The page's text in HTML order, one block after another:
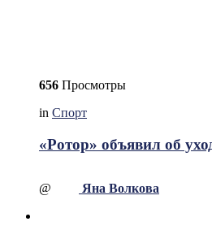
656 Просмотры
in Спорт
«Ротор» объявил об
@ Яна Волкова